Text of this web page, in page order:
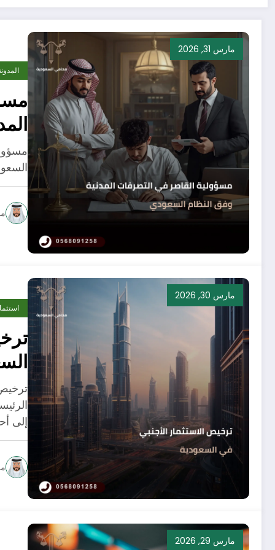
مارس 31, 2026
مارس 30, 2026
إلى
مارس 29, 2026